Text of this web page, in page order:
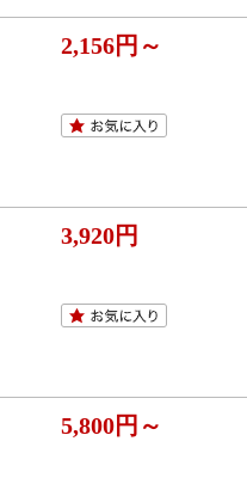
2,156円～
3,920円
5,800円～